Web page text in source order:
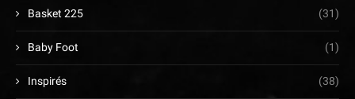
Basket 225 (31)
Baby Foot (1)
Inspirés (38)